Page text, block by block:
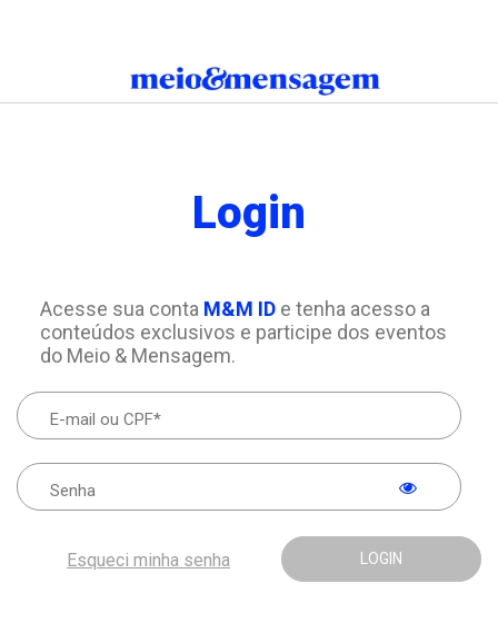
Login
Acesse sua conta M&M IDe tenha acesso a
conteúdos exclusivos e participe dos eventos
do Meio & Mensagem.
LOGIN
Esqueci minha senha